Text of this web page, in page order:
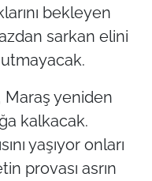
bekleyen
sarkan elini
Maraş yeniden
kalkacak.
yaşıyor onları
provası asrın